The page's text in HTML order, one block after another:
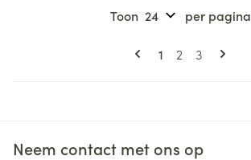
Pagina's
U lees
1 Pagina
2 Pagina
3
Toon per pagina
Neem contact met ons op